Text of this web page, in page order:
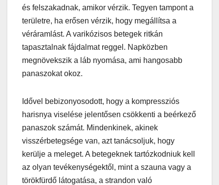
és felszakadnak, amikor vérzik. Tegyen tampont a
területre, ha erősen vérzik, hogy megállítsa a
véráramlást. A varikózisos betegek ritkán
tapasztalnak fájdalmat reggel. Napközben
megnövekszik a láb nyomása, ami hangosabb
panaszokat okoz.
Idővel bebizonyosodott, hogy a kompressziós
harisnya viselése jelentősen csökkenti a beérkező
panaszok számát. Mindenkinek, akinek
visszérbetegsége van, azt tanácsoljuk, hogy
kerülje a meleget. A betegeknek tartózkodniuk kell
az olyan tevékenységektől, mint a szauna vagy a
törökfürdő látogatása, a strandon való